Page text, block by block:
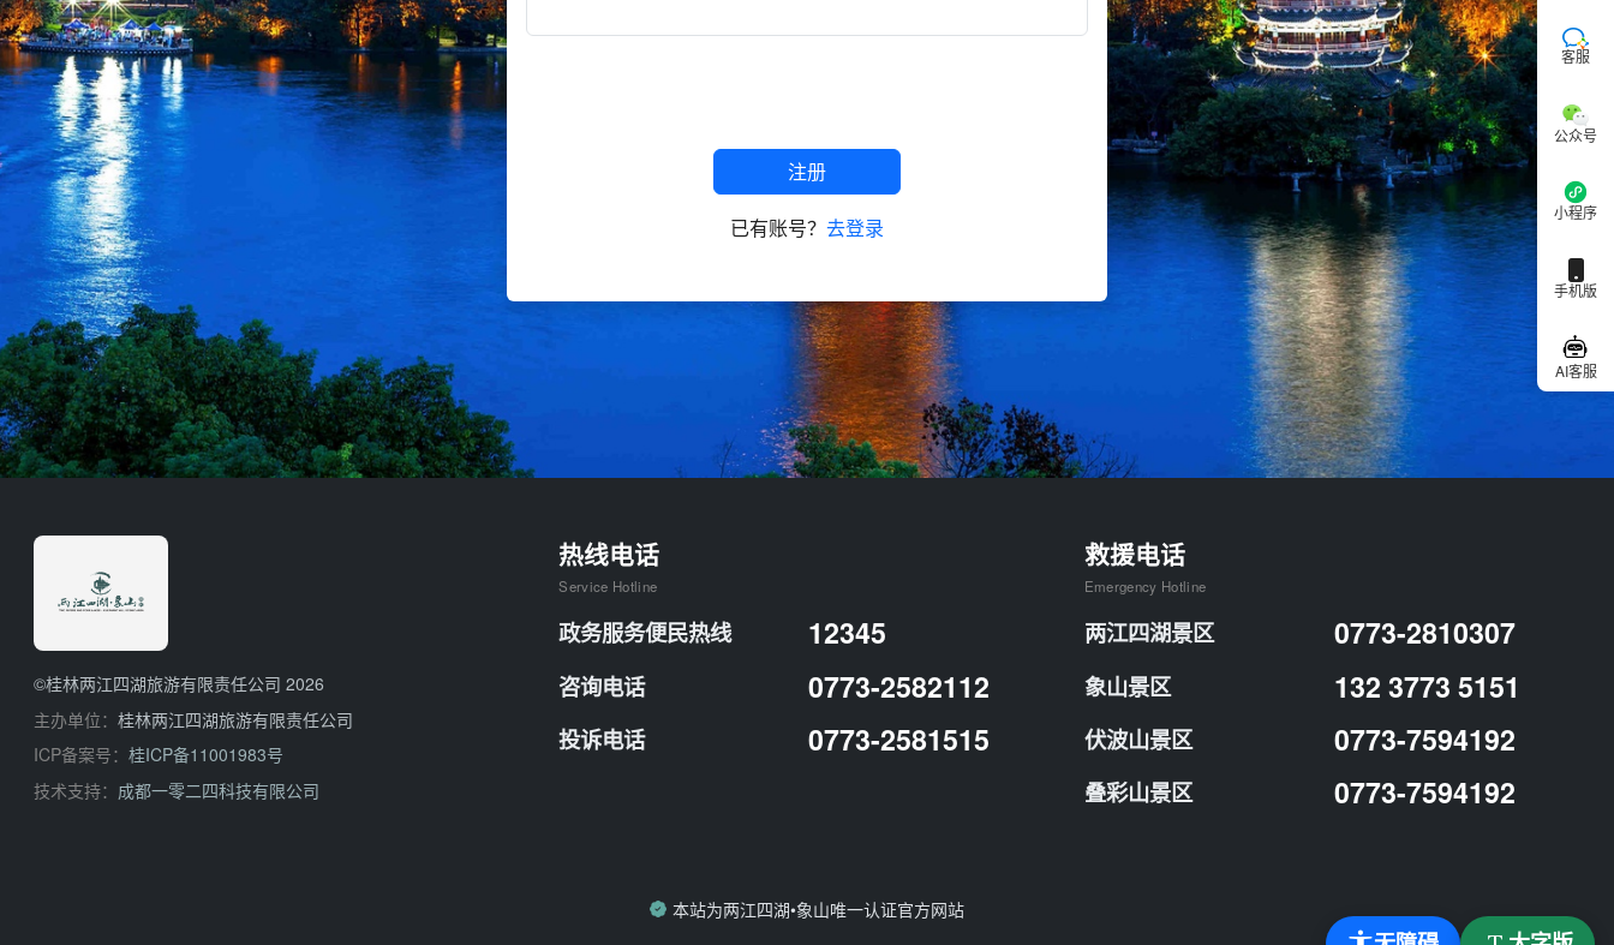
注册
已有账号？ 去登录
©桂林两江四湖旅游有限责任公司 2026
主办单位： 桂林两江四湖旅游有限责任公司
ICP备案号： 桂ICP备11001983号
技术支持： 成都一零二四科技有限公司
热线电话
Service Hotline
政务服务便民热线 12345
咨询电话 0773-2582112
投诉电话 0773-2581515
救援电话
Emergency Hotline
两江四湖景区 0773-2810307
象山景区 132 3773 5151
伏波山景区 0773-7594192
叠彩山景区 0773-7594192
本站为两江四湖•象山唯一认证官方网站
客服
公众号
小程序
手机版
AI客服